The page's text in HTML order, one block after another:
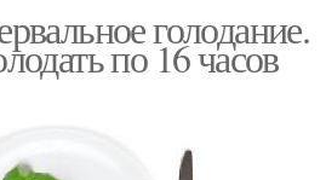
голодание.
по 16 часов